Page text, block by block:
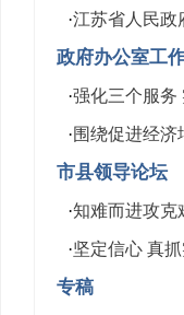
·江苏省人民政
政府办公室工
·强化三个服务
·围绕促进经
市县领导论坛
·知难而进攻克
·坚定信心 真
专稿